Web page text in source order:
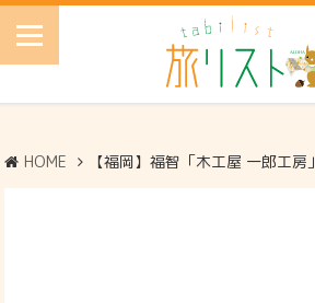
HOME 【福岡】福智「木工屋 一郎工房」